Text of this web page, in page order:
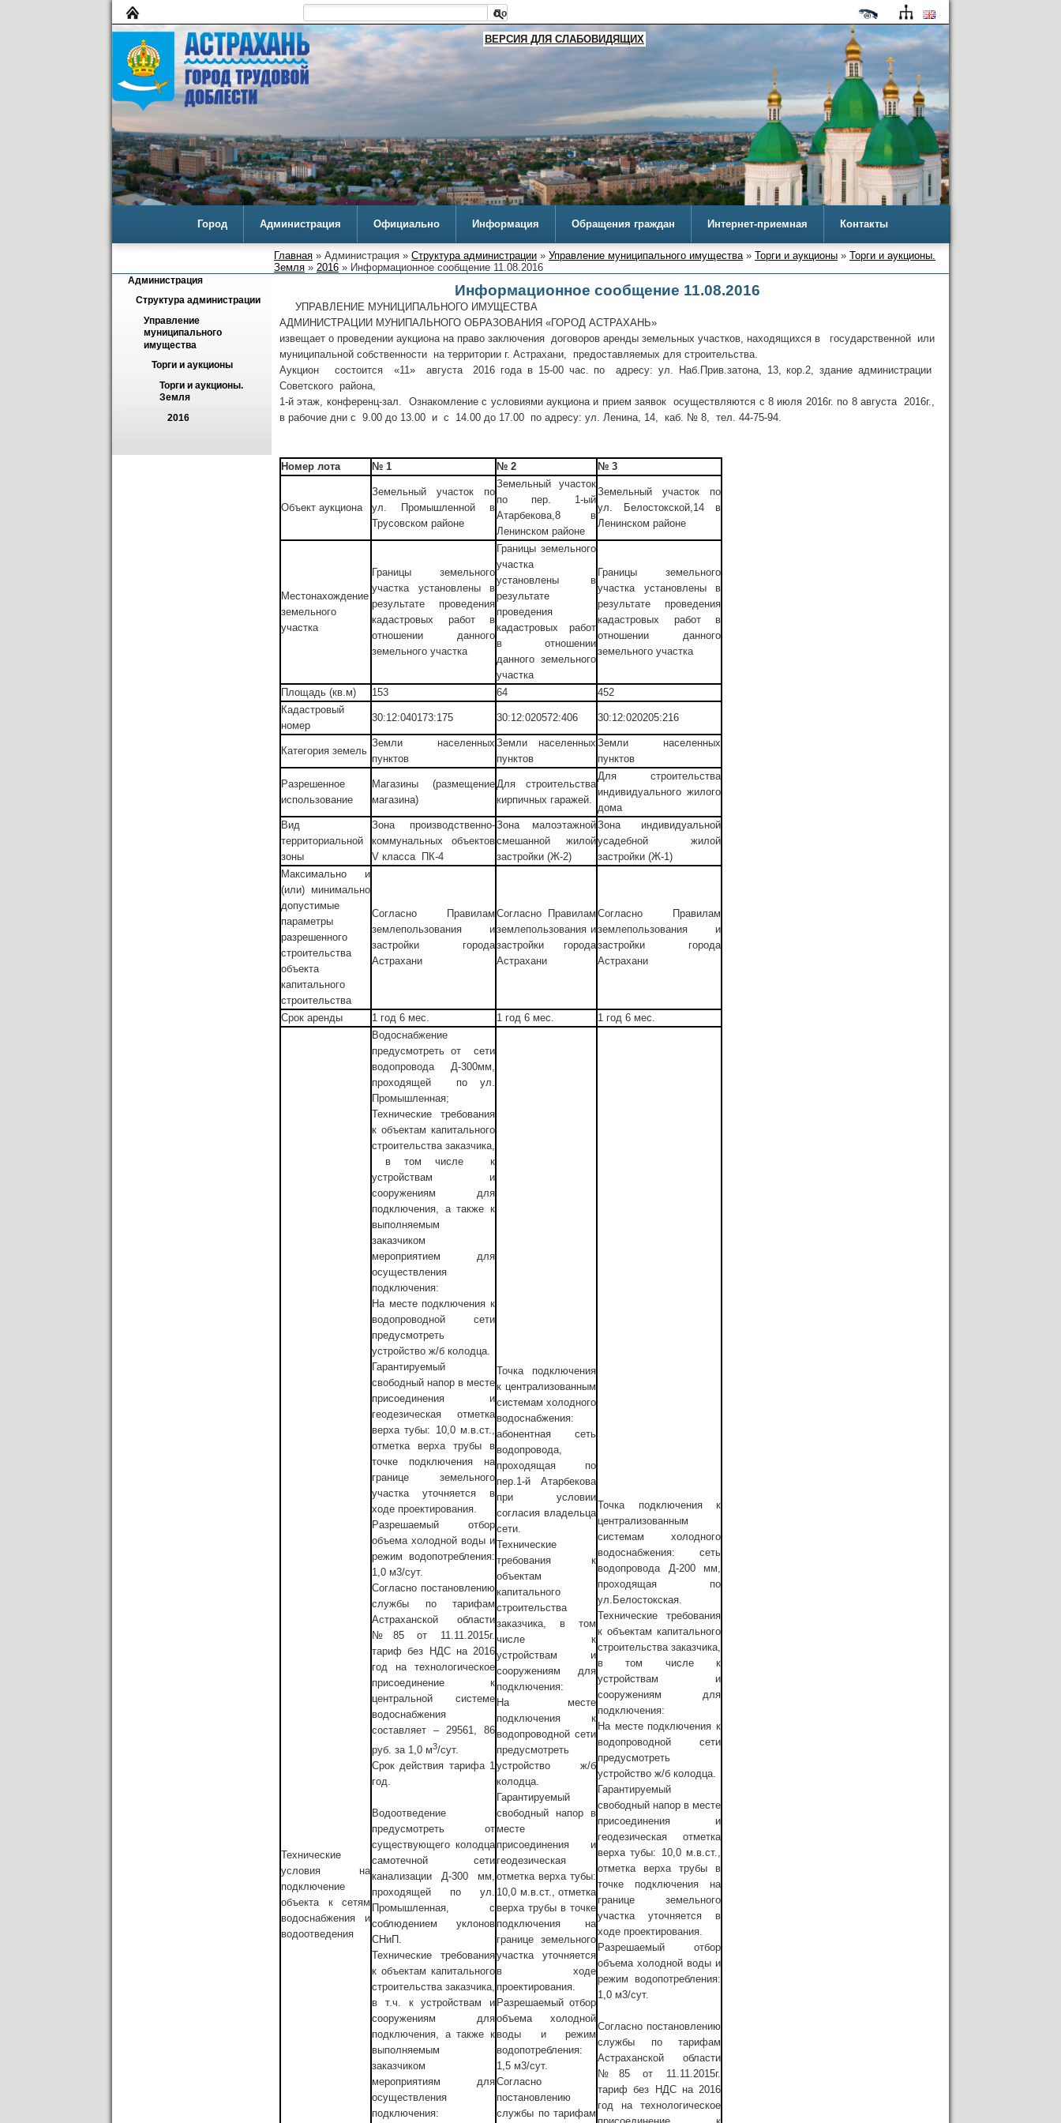
ВЕРСИЯ ДЛЯ СЛАБОВИДЯЩИХ
Город Администрация Официально Информация Обращения граждан Интернет-приемная Контакты
Главная » Администрация » Структура администрации » Управление муниципального имущества» Торги и аукционы » Торги и аукционы.
Земля » 2016 » Информационное сообщение 11.08.2016
Администрация
Структура администрации
Управление
муниципального
имущества
Торги и аукционы
Торги и аукционы.
Земля
2016
Информационное сообщение 11.08.2016
УПРАВЛЕНИЕ МУНИЦИПАЛЬНОГО ИМУЩЕСТВА
АДМИНИСТРАЦИИ МУНИПАЛЬНОГО ОБРАЗОВАНИЯ «ГОРОД АСТРАХАНЬ»
извещает о проведении аукциона на право заключения договоров аренды земельных участков, находящихся в государственной или
муниципальной собственности на территории г. Астрахани, предоставляемых для строительства.
Аукцион состоится «11» августа 2016 года в 15-00 час. по адресу: ул. Наб.Прив.затона, 13, кор.2, здание администрации
Советского района,
1-й этаж, конференц-зал. Ознакомление с условиями аукциона и прием заявок осуществляются с 8 июля 2016г. по 8 августа 2016г.,
в рабочие дни с 9.00 до 13.00 и с 14.00 до 17.00 по адресу: ул. Ленина, 14, каб. № 8, тел. 44-75-94.
Номер лота № 1 № 2 № 3
Объект аукциона
Земельный участок по
ул. Промышленной в
Трусовском районе
Земельный участок
по пер. 1-ый
Атарбекова,8 в
Ленинском районе
Земельный участок по
ул. Белостокской,14 в
Ленинском районе
Местонахождение
земельного
участка
Границы земельного
участка установлены в
результате проведения
кадастровых работ в
отношении данного
земельного участка
Границы земельного
участка
установлены в
результате
проведения
кадастровых работ
в отношении
данного земельного
участка
Границы земельного
участка установлены в
результате проведения
кадастровых работ в
отношении данного
земельного участка
Площадь (кв.м) 153 64
452
Кадастровый
номер
30:12:040173:175 30:12:020572:406 30:12:020205:216
Категория земель
Земли населенных
пунктов
Земли населенных
пунктов
Земли населенных
пунктов
Разрешенное
использование
Магазины (размещение
магазина)
Для строительства
кирпичных гаражей.
Для строительства
индивидуального жилого
дома
Вид
территориальной
зоны
Зона производственно-
коммунальных объектов
V класса ПК-4
Зона малоэтажной
смешанной жилой
застройки (Ж-2)
Зона индивидуальной
усадебной жилой
застройки (Ж-1)
Максимально и
(или) минимально
допустимые
параметры
разрешенного
строительства
объекта
капитального
строительства
Согласно Правилам
землепользования и
застройки города
Астрахани
Согласно Правилам
землепользования и
застройки города
Астрахани
Согласно Правилам
землепользования и
застройки города
Астрахани
Срок аренды 1 год 6 мес. 1 год 6 мес. 1 год 6 мес.
Технические
условия на
подключение
объекта к сетям
водоснабжения и
водоотведения
Водоснабжение
предусмотреть от сети
водопровода Д-300мм,
проходящей по ул.
Промышленная;
Технические требования
к объектам капитального
строительства заказчика,
в том числе к
устройствам и
сооружениям для
подключения, а также к
выполняемым
заказчиком
мероприятием для
осуществления
подключения:
На месте подключения к
водопроводной сети
предусмотреть
устройство ж/б колодца.
Гарантируемый
свободный напор в месте
присоединения и
геодезическая отметка
верха тубы: 10,0 м.в.ст.,
отметка верха трубы в
точке подключения на
границе земельного
участка уточняется в
ходе проектирования.
Разрешаемый отбор
объема холодной воды и
режим водопотребления:
1,0 м3/сут.
Согласно постановлению
службы по тарифам
Астраханской области
№85 от 11.11.2015г.
тариф без НДС на 2016
год на технологическое
присоединение к
центральной системе
водоснабжения
составляет – 29561, 86
руб. за 1,0 м3/сут.
Срок действия тарифа 1
год.
Водоотведение
предусмотреть от
существующего колодца
самотечной сети
канализации Д-300 мм,
проходящей по ул.
Промышленная, с
соблюдением уклонов
СНиП.
Технические требования
к объектам капитального
строительства заказчика,
в т.ч. к устройствам и
сооружениям для
подключения, а также к
выполняемым
заказчиком
мероприятиям для
осуществления
подключения:
Точка подключения
к централизованным
системам холодного
водоснабжения:
абонентная сеть
водопровода,
проходящая по
пер.1-й Атарбекова
при условии
согласия владельца
сети.
Технические
требования к
объектам
капитального
строительства
заказчика, в том
числе к
устройствам и
сооружениям для
подключения:
На месте
подключения к
водопроводной сети
предусмотреть
устройство ж/б
колодца.
Гарантируемый
свободный напор в
месте
присоединения и
геодезическая
отметка верха тубы:
10,0 м.в.ст., отметка
верха трубы в точке
подключения на
границе земельного
участка уточняется
в ходе
проектирования.
Разрешаемый отбор
объема холодной
воды и режим
водопотребления:
1,5 м3/сут.
Согласно
постановлению
службы по тарифам
Точка подключения к
централизованным
системам холодного
водоснабжения: сеть
водопровода Д-200 мм,
проходящая по
ул.Белостокская.
Технические требования
к объектам капитального
строительства заказчика,
в том числе к
устройствам и
сооружениям для
подключения:
На месте подключения к
водопроводной сети
предусмотреть
устройство ж/б колодца.
Гарантируемый
свободный напор в месте
присоединения и
геодезическая отметка
верха тубы: 10,0 м.в.ст.,
отметка верха трубы в
точке подключения на
границе земельного
участка уточняется в
ходе проектирования.
Разрешаемый отбор
объема холодной воды и
режим водопотребления:
1,0 м3/сут.
Согласно постановлению
службы по тарифам
Астраханской области
№85 от 11.11.2015г.
тариф без НДС на 2016
год на технологическое